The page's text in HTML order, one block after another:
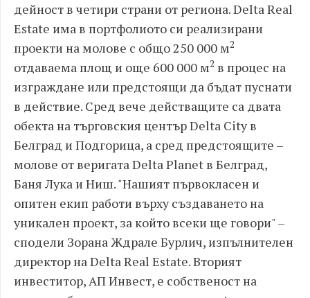
дейност в четири страни от региона. Delta Real
Estate има в портфолиото си реализирани
проекти на молове с общо 250 000 м2
отдаваема площ и още 600 000 м2 в процес на
изграждане или предстоящи да бъдат пуснати
в действие. Сред вече действащите са двата
обекта на търговския център Delta City в
Белград и Подгорица, а сред предстоящите –
молове от веригата Delta Planet в Белград,
Баня Лука и Ниш. "Нашият първокласен и
опитен екип работи върху създаването на
уникален проект, за който всеки ще говори" –
сподели Зорана Ждрале Бурлич, изпълнителен
директор на Delta Real Estate. Вторият
инвеститор, АП Инвест, е собственост на